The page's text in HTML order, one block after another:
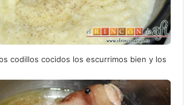
codillos cocidos los escurrimos bien y los